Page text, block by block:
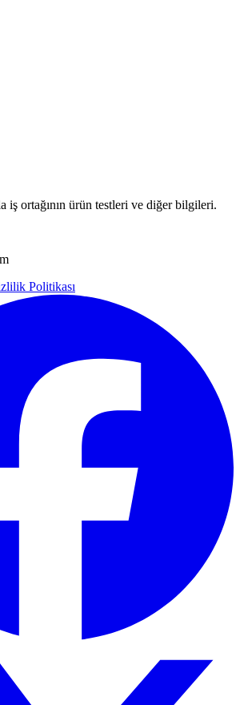
iş ortağının ürün testleri ve diğer bilgileri.
Politikası